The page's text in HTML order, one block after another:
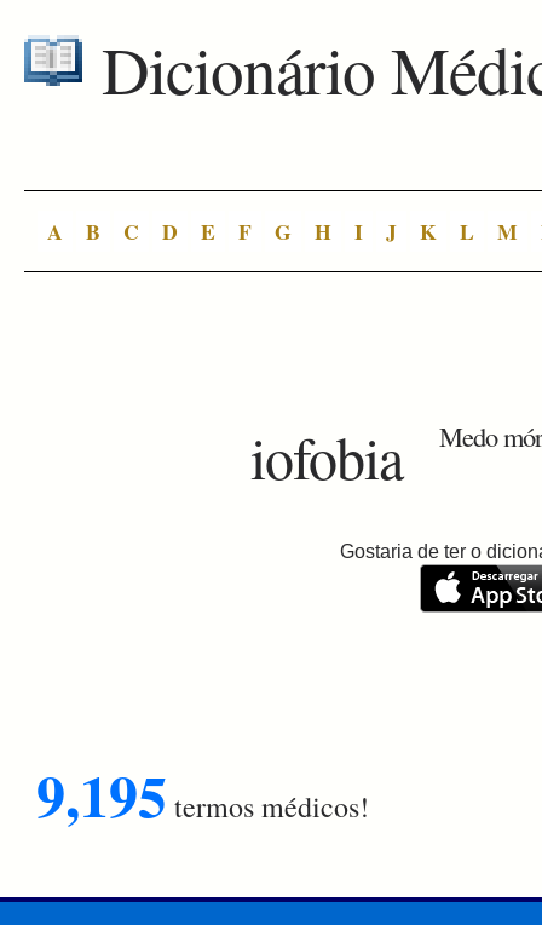
Dicionário
A B C D E F G H I J K L M
iofobia Medo
Gostaria de ter o
9,195 termos médicos!